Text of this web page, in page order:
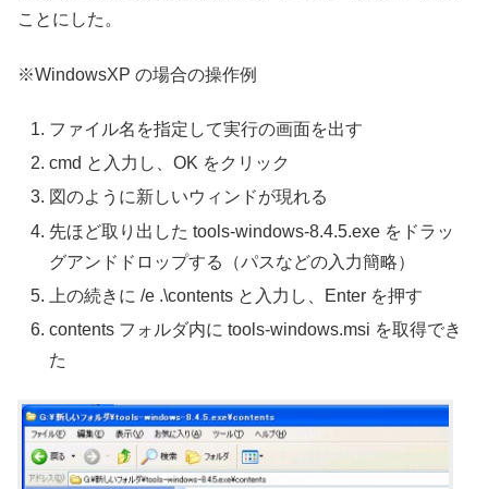
ことにした。
※WindowsXP の場合の操作例
ファイル名を指定して実行の画面を出す
cmd と入力し、OK をクリック
図のように新しいウィンドが現れる
先ほど取り出した tools-windows-8.4.5.exe をドラッ
グアンドドロップする（パスなどの入力簡略）
上の続きに /e .\contents と入力し、Enter を押す
contents フォルダ内に tools-windows.msi を取得でき
た